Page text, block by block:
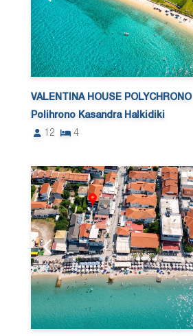
VALENTINA HOUSE POLYCHRONO
Polihrono Kasandra Halkidiki
12
4